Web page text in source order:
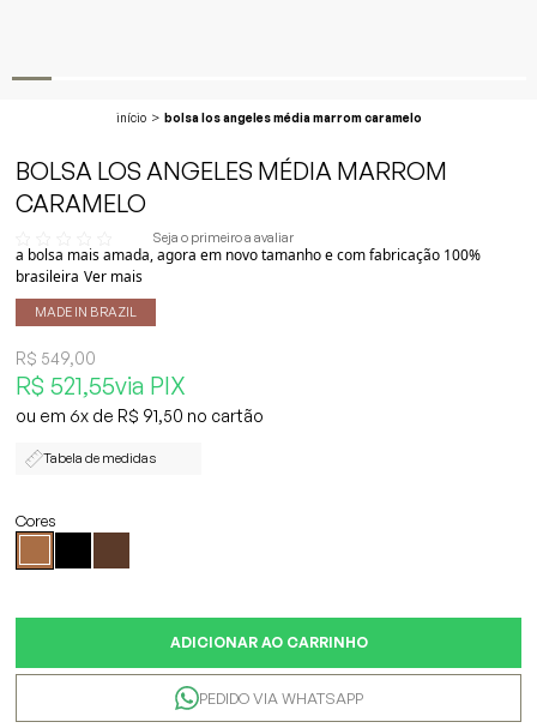
início bolsa los angeles média marrom caramelo
BOLSA LOS ANGELES MÉDIA MARROM
CARAMELO
Seja o primeiro a avaliar
a bolsa mais amada, agora em novo tamanho e com fabricação 100%
brasileira Ver mais
MADE IN BRAZIL
R$ 521,55via PIX
R$ 549,00
6x R$ 91,50
Tabela de medidas
ADICIONAR AO CARRINHO
PEDIDO VIA WHATSAPP